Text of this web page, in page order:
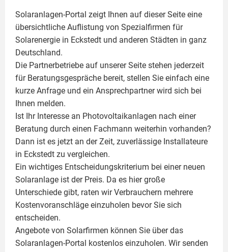
Solaranlagen-Portal zeigt Ihnen auf dieser Seite eine
übersichtliche Auflistung von Spezialfirmen für
Solarenergie in Eckstedt und anderen Städten in ganz
Deutschland.
Die Partnerbetriebe auf unserer Seite stehen jederzeit
für Beratungsgespräche bereit, stellen Sie einfach eine
kurze Anfrage und ein Ansprechpartner wird sich bei
Ihnen melden.
Ist Ihr Interesse an Photovoltaikanlagen nach einer
Beratung durch einen Fachmann weiterhin vorhanden?
Dann ist es jetzt an der Zeit, zuverlässige Installateure
in Eckstedt zu vergleichen.
Ein wichtiges Entscheidungskriterium bei einer neuen
Solaranlage ist der Preis. Da es hier große
Unterschiede gibt, raten wir Verbrauchern mehrere
Kostenvoranschläge einzuholen bevor Sie sich
entscheiden.
Angebote von Solarfirmen können Sie über das
Solaranlagen-Portal kostenlos einzuholen. Wir senden